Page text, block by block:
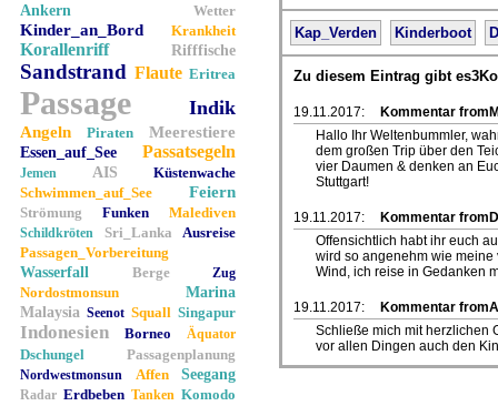
Ankern
Wetter
Kinder_an_Bord Krankheit
Korallenriff Rifffische
Sandstrand Flaute Eritrea
Passage Indik
Angeln Piraten Meerestiere
Essen_auf_See Passatsegeln
Jemen AIS
Küstenwache
Schwimmen_auf_See
Feiern
Strömung Funken Malediven
Schildkröten Sri_Lanka
Ausreise
Passagen_Vorbereitung
Wasserfall
Berge Zug
Nordostmonsun
Marina
Malaysia Seenot Squall Singapur
Indonesien Borneo Äquator
Dschungel Passagenplanung
Nordwestmonsun Affen Seegang
Radar Erdbeben Tanken Komodo
Kap_Verden Kinderboot
Zu diesem Eintrag gibt
19.11.2017:
Kommentar
Hallo Ihr Weltenbummler,
dem großen Trip über den
vier Daumen & denken an
Stuttgart!
19.11.2017:
Kommentar
Offensichtlich habt ihr euch
wird so angenehm wie meine
Wind, ich reise in Gedanken
19.11.2017:
Kommentar
Schließe mich mit herzlichen
vor allen Dingen auch den